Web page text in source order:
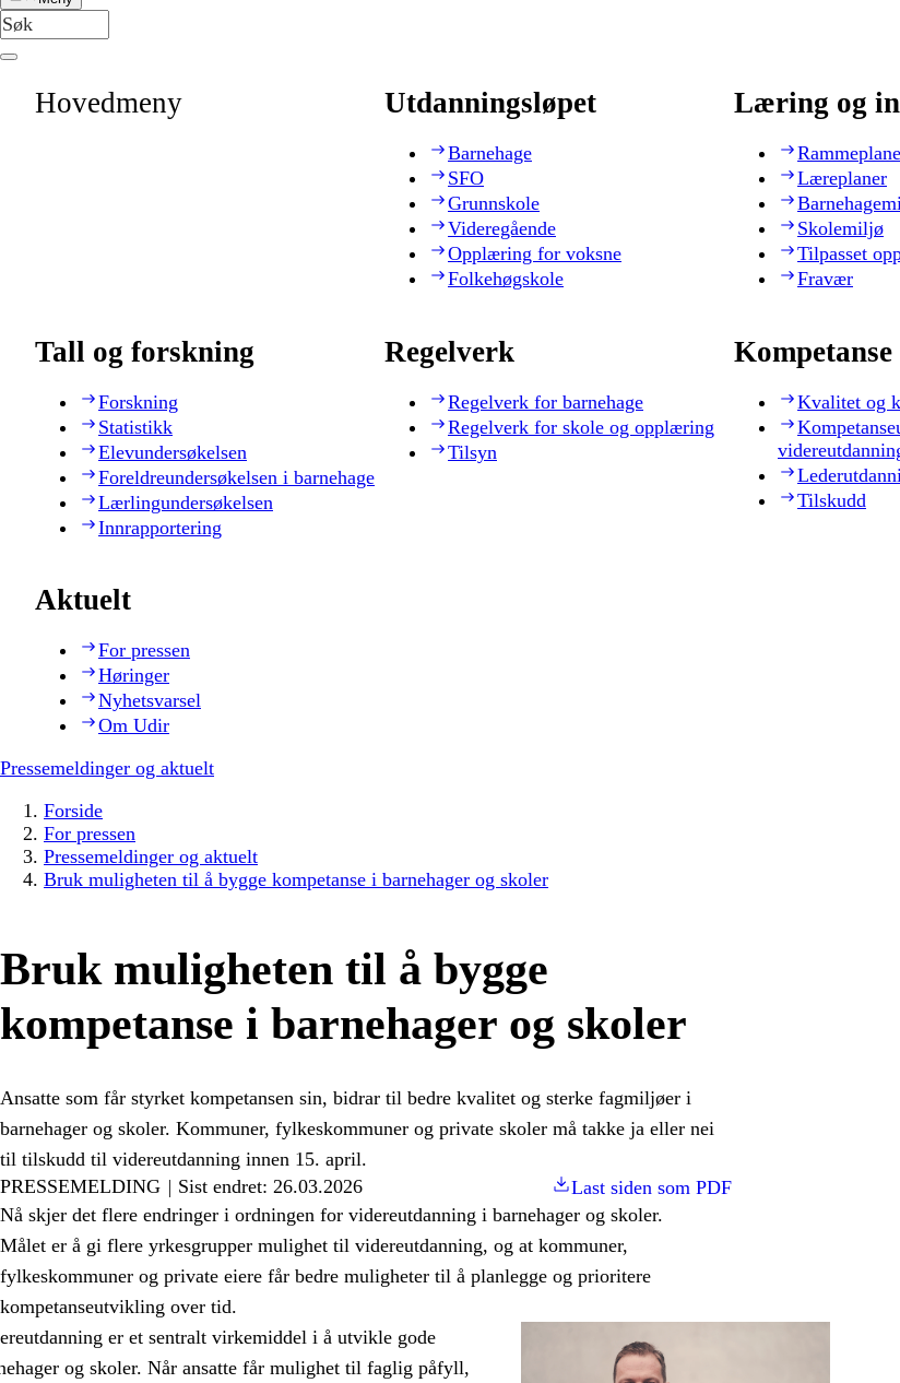
Hovedmeny Utdanningsløpet
Barnehage
SFO
Grunnskole
Videregående
Opplæring for voksne
Folkehøgskole
Læring og
Læreplaner
Skolemiljø
Tilpasset
Fravær
Tall og forskning
Forskning
Statistikk
Elevundersøkelsen
Foreldreundersøkelsen i barnehage
Lærlingundersøkelsen
Innrapportering
Regelverk
Regelverk for barnehage
Regelverk for skole og opplæring
Tilsyn
Kvalitet og
Tilskudd
Aktuelt
For pressen
Høringer
Nyhetsvarsel
Om Udir
Pressemeldinger og aktuelt
Forside
For pressen
Pressemeldinger og aktuelt
Bruk muligheten til å bygge kompetanse i barnehager og skoler
Bruk muligheten til å bygge
kompetanse i barnehager og skoler
Ansatte som får styrket kompetansen sin, bidrar til bedre kvalitet og sterke fagmiljøer i
barnehager og skoler. Kommuner, fylkeskommuner og private skoler må takke ja eller nei
til tilskudd til videreutdanning innen 15. april.
PRESSEMELDING
Sist endret: 26.03.2026
Last siden som PDF
Nå skjer det flere endringer i ordningen for videreutdanning i barnehager og skoler.
Målet er å gi flere yrkesgrupper mulighet til videreutdanning, og at kommuner,
fylkeskommuner og private eiere får bedre muligheter til å planlegge og prioritere
kompetanseutvikling over tid.
er et sentralt virkemiddel i å utvikle gode
og skoler. Når ansatte får mulighet til faglig påfyll,